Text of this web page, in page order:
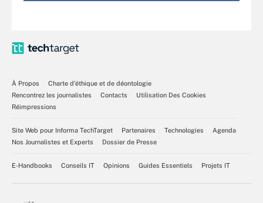
À Propos
Charte d’éthique et de déontologie
Rencontrez les journalistes
Contacts
Utilisation Des Cookies
Réimpressions
Site Web pour Informa TechTarget Partenaires Technologies
Agenda
Nos Journalistes et Experts
Dossier de Presse
E-Handbooks Conseils IT Opinions Guides Essentiels Projets IT